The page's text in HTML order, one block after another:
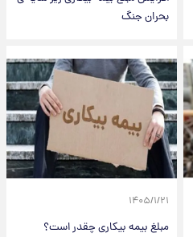
بحران جنگ
۱۴۰۵/۱/۲۱
مبلغ بیمه بیکاری چقدر است؟